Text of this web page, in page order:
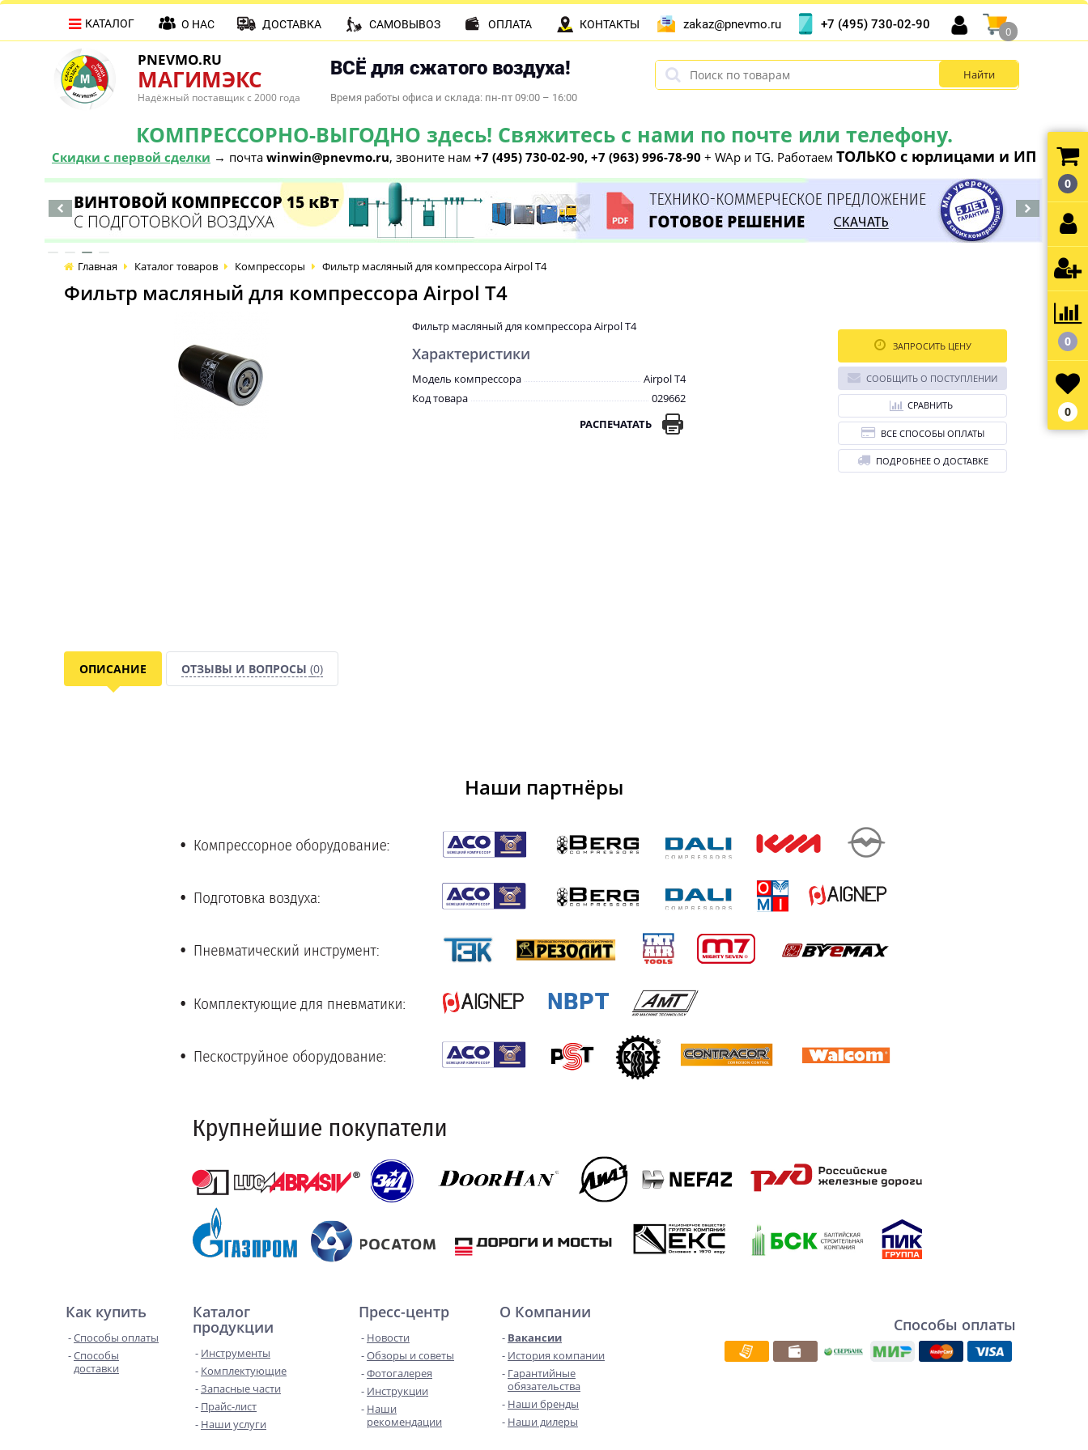
PNEVMO.RU
МАГИМЭКС
Надёжный поставщик с 2000 года
ВСЁ для сжатого воздуха!
Время работы офиса и склада: пн-пт 09:00 – 16:00
КОМПРЕССОРНО-ВЫГОДНО здесь! Свяжитесь с нами по почте или телефону.
Скидки с первой сделки → почта winwin@pnevmo.ru, звоните нам +7 (495) 730-02-90, +7 (963) 996-78-90 + WAp и TG. Работаем ТОЛЬКО с юрлицами и ИП
КАТАЛОГ О НАС ДОСТАВКА САМОВЫВОЗ ОПЛАТА КОНТАКТЫ zakaz@pnevmo.ru +7 (495) 730-02-90
0
Главная Каталог товаров Компрессоры Фильтр масляный для компрессора Airpol T4
Фильтр масляный для компрессора Airpol T4
Фильтр масляный для компрессора Airpol T4
Характеристики
Модель компрессора
Airpol T4
Код товара
029662
РАСПЕЧАТАТЬ
ЗАПРОСИТЬ ЦЕНУ
СООБЩИТЬ О ПОСТУПЛЕНИИ
СРАВНИТЬ
ВСЕ СПОСОБЫ ОПЛАТЫ
ПОДРОБНЕЕ О ДОСТАВКЕ
ОПИСАНИЕ ОТЗЫВЫ И ВОПРОСЫ (0)
Наши партнёры
Как купить
Способы оплаты
Способы
доставки
Каталог
продукции
Инструменты
Комплектующие
Запасные части
Прайс-лист
Наши услуги
Пресс-центр
Новости
Обзоры и советы
Фотогалерея
Инструкции
Наши
рекомендации
О Компании
Вакансии
История компании
Гарантийные
обязательства
Наши бренды
Наши дилеры
Способы оплаты
0
0
0